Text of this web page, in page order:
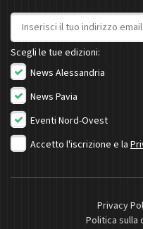
Indirizzo email
Scegli le tue edizioni:
News Alessandria
News Pavia
Eventi Nord-Ovest
Accetto l'iscrizione e la
Privacy
Politica sulla